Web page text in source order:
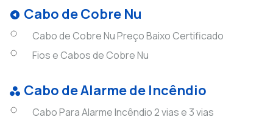
Cabo de Cobre Nu
Cabo de Cobre Nu Preço Baixo Certificado
Fios e Cabos de Cobre Nu
Cabo de Alarme de Incêndio
Cabo Para Alarme Incêndio 2 vias e 3 vias